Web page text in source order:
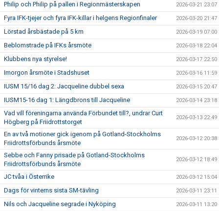
Philip och Philip på pallen i Regionmästerskapen 2026-03-21 23:07
Fyra IFK-tjejer och fyra IFK-killar i helgens Regionfinaler 2026-03-20 21:47
Lörstad årsbästade på 5 km 2026-03-19 07:00
Beblomstrade på IFKs årsmöte 2026-03-18 22:04
Klubbens nya styrelse! 2026-03-17 22:50
Imorgon årsmöte i Stadshuset 2026-03-16 11:59
IUSM 15/16 dag 2: Jacqueline dubbel sexa 2026-03-15 20:47
IUSM15-16 dag 1: Längdbrons till Jacqueline 2026-03-14 23:18
Vad vill föreningarna använda Förbundet till?, undrar Curt
Högberg på Friidrottstorget
2026-03-13 22:49
En av två motioner gick igenom på Gotland-Stockholms
Friidrottsförbunds årsmöte
2026-03-12 20:38
Sebbe och Fanny prisade på Gotland-Stockholms
Friidrottsförbunds årsmöte
2026-03-12 18:49
JC tvåa i Österrike 2026-03-12 15:04
Dags för vinterns sista SM-tävling 2026-03-11 23:11
Nils och Jacqueline segrade i Nyköping 2026-03-11 13:20